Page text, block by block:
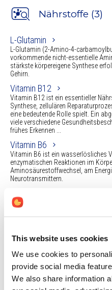
This website uses cookies
We use cookies to
provide social media
We also share information
Nährstoffe (3)
L-Glutamin
L-Glutamin (2-Amino-4-
vorkommende nicht-essentielle
stärkste körpereigene Synthese
Gehirn.
Vitamin B12
Vitamin B12 ist ein essentieller
Synthese, zellulären
eine bedeutende Rolle spielt. Ein
viele verschiedene
frühes Erkennen ...
Vitamin B6
Vitamin B6 ist ein wasserlösliches
enzymatischen Reaktionen im
Aminosäurestoffwechsel, am
Neurotransmittern.
Vitamin B12 Wirkung und
Synthese, zellulären
eine bedeutende Rolle spielt.
B-Vitamine Ihre